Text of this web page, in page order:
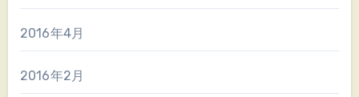
2016年4月
2016年2月